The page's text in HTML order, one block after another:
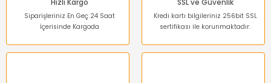
Hızlı Kargo
Siparişleriniz En Geç 24 Saat
İçerisinde Kargoda
SSL ve Güvenlik
Kredi kartı bilgileriniz 256bit SSL
sertifikası ile korunmaktadır.